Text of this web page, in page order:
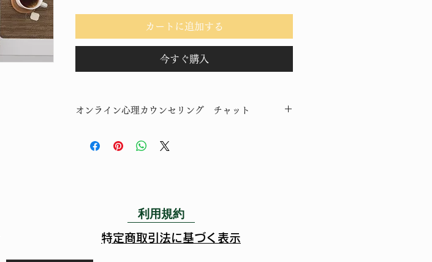
カートに追加する
今すぐ購入
オンライン心理カウンセリング チャット
利用規約
​特定商取引法に基づく表示